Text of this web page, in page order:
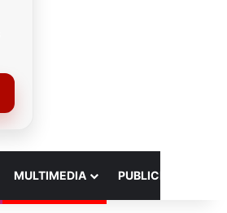
MULTIMEDIA PUBLICIDAD